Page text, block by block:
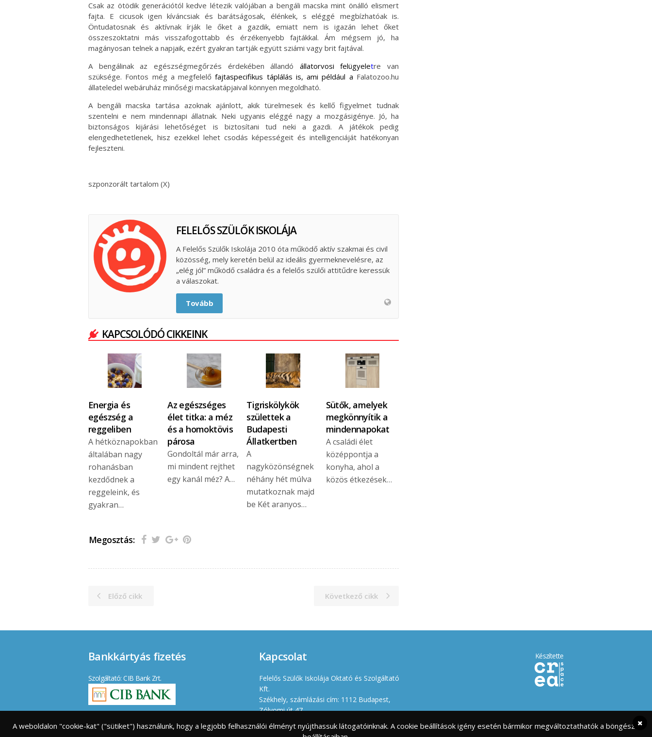
Csak az ötödik generációtól kedve létezik valójában a bengáli macska mint önálló elismert
fajta. E cicusok igen kíváncsiak és barátságosak, élénkek, s eléggé megbízhatóak is.
Öntudatosnak és aktívnak írják le őket a gazdik, emiatt nem is igazán lehet őket
összeszoktatni más visszafogottabb és érzékenyebb fajtákkal. Ám mégsem jó, ha
magányosan telnek a napjaik, ezért gyakran tartják együtt sziámi vagy brit fajtával.
A bengálinak az egészségmegőrzés érdekében állandó állatorvosi felügyeletre van
szüksége. Fontos még a megfelelőfajtaspecifikus táplálás is, ami például a Falatozoo.hu
állateledel webáruház minőségi macskatápjaival könnyen megoldható.
A bengáli macska tartása azoknak ajánlott, akik türelmesek és kellő figyelmet tudnak
szentelni e nem mindennapi állatnak. Neki ugyanis eléggé nagy a mozgásigénye. Jó, ha
biztonságos kijárási lehetőséget is biztosítani tud neki a gazdi. A játékok pedig
elengedhetetlenek, hisz ezekkel lehet csodás képességeit és intelligenciáját hatékonyan
fejleszteni.
szponzorált tartalom (X)
FELELŐS SZÜLŐK ISKOLÁJA
A Felelős Szülők Iskolája 2010 óta működő aktív szakmai és civil
közösség, mely keretén belül az ideális gyermeknevelésre, az
„elég jól” működő családra és a felelős szülői attitűdre keressük
a válaszokat.
Tovább
KAPCSOLÓDÓ CIKKEINK
Energia és
egészség a
reggeliben
A hétköznapokban
általában nagy
rohanásban
kezdődnek a
reggeleink, és
gyakran…
Az egészséges
élet titka: a méz
és a homoktövis
párosa
Gondoltál már arra,
mi mindent rejthet
egy kanál méz? A…
Tigriskölykök
születtek a
Budapesti
Állatkertben
A
nagyközönségnek
néhány hét múlva
mutatkoznak majd
be Két aranyos…
Sütők, amelyek
megkönnyítik a
mindennapokat
A családi élet
középpontja a
konyha, ahol a
közös étkezések…
Megosztás:
Előző cikk Következő cikk
Bankkártyás fizetés
Szolgáltató: CIB Bank Zrt.
Kapcsolat
Felelős Szülők Iskolája Oktató és Szolgáltató
Kft.
Székhely, számlázási cím: 1112 Budapest,
Zólyomi út 47.
Cégjegyzékszám: 01 09 966630
Készítette
A weboldalon "cookie-kat" ("sütiket") használunk, hogy a legjobb felhasználói élményt nyújthassuk látogatóinknak. A cookie beállítások igény esetén bármikor megváltoztathatók a böngésző